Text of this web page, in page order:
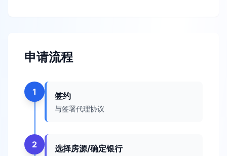
申请流程
1 签约
与签署代理协议
2 选择房源/确定银行